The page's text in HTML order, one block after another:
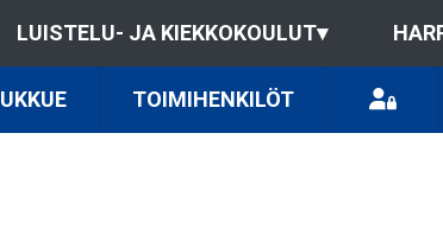
LUISTELU- JA KIEKKOKOULUT▾
TOIMIHENKILÖT